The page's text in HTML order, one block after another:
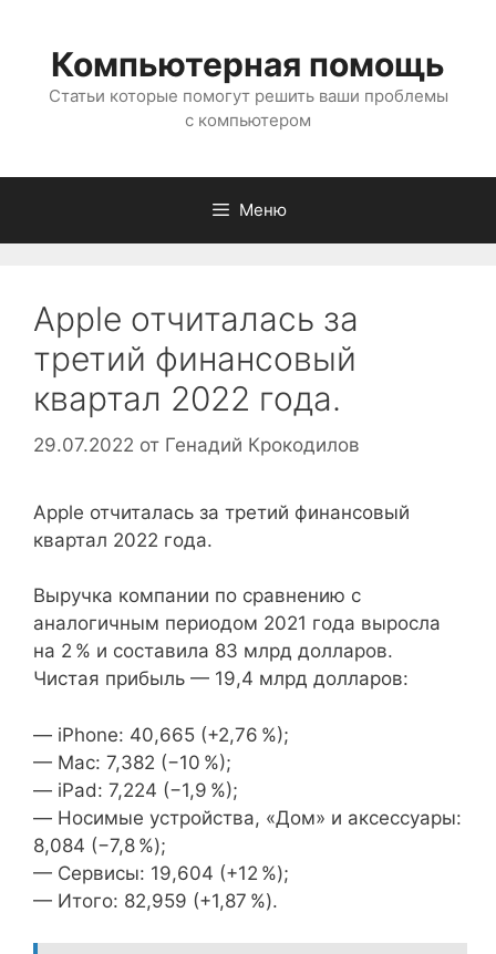
содержимому
Компьютерная помощь
Статьи которые помогут решить ваши проблемы
с компьютером
Меню
Apple отчиталась за
третий финансовый
квартал 2022 года.
29.07.2022 от Генадий Крокодилов
Apple отчиталась за третий финансовый
квартал 2022 года.
Выручка компании по сравнению с
аналогичным периодом 2021 года выросла
на 2 % и составила 83 млрд долларов.
Чистая прибыль — 19,4 млрд долларов:
— iPhone: 40,665 (+2,76 %);
— Mac: 7,382 (−10 %);
— iPad: 7,224 (−1,9 %);
— Носимые устройства, «Дом» и аксессуары:
8,084 (−7,8 %);
— Сервисы: 19,604 (+12 %);
— Итого: 82,959 (+1,87 %).